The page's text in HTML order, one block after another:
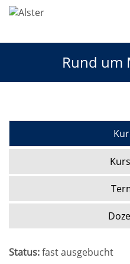
Rund um
Status:fast ausgebucht